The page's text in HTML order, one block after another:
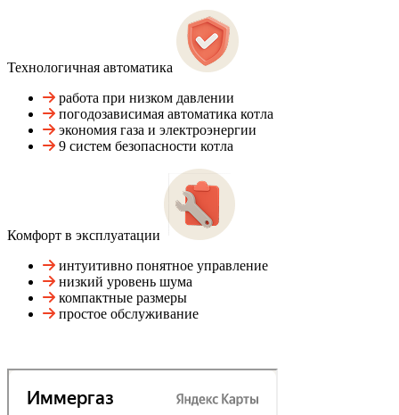
Технологичная автоматика
работа при низком давлении
погодозависимая автоматика котла
экономия газа и электроэнергии
9 систем безопасности котла
Комфорт в эксплуатации
интуитивно понятное управление
низкий уровень шума
компактные размеры
простое обслуживание